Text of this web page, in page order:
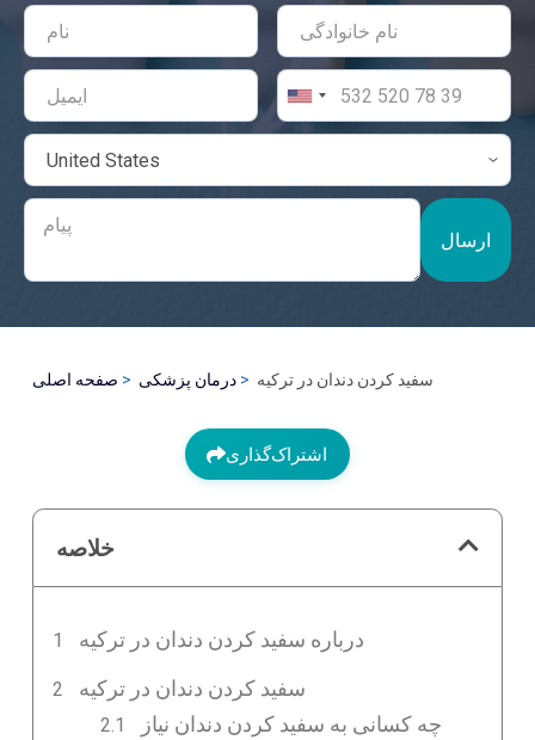
ارسال
صفحه اصلی درمان پزشکی سفید کردن دندان در ترکیه
اشتراک‌گذاری
خلاصه
درباره سفید کردن دندان در ترکیه
سفید کردن دندان در ترکیه
چه کسانی به سفید کردن دندان نیاز